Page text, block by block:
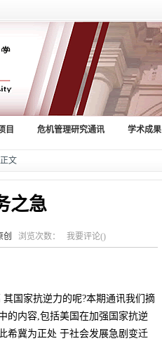
目 危机管理研究通讯 学术成果
文
之急
创 浏览次数： 我要评论()
国家抗逆力的呢?本期通讯我们摘
的内容,包括美国在加强国家抗逆
希冀为正处 于社会发展急剧变迁